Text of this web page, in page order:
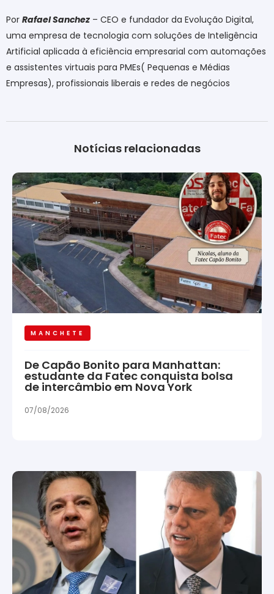
Por Rafael Sanchez – CEO e fundador da Evolução Digital,
uma empresa de tecnologia com soluções de Inteligência
Artificial aplicada à eficiência empresarial com automações
e assistentes virtuais para PMEs( Pequenas e Médias
Empresas), profissionais liberais e redes de negócios
Notícias relacionadas
MANCHETE
De Capão Bonito para Manhattan:
estudante da Fatec conquista bolsa
de intercâmbio em Nova York
07/08/2026